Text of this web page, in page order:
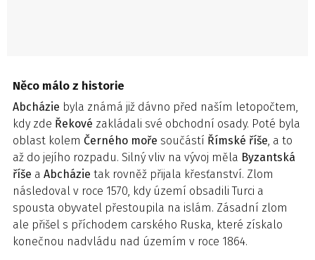
Něco málo z historie
Abcházie byla známá již dávno před naším letopočtem,
kdy zde Řekové zakládali své obchodní osady. Poté byla
oblast kolem Černého moře součástí Římské říše, a to
až do jejího rozpadu. Silný vliv na vývoj měla Byzantská
říše a Abcházie tak rovněž přijala křesťanství. Zlom
následoval v roce 1570, kdy území obsadili Turci a
spousta obyvatel přestoupila na islám. Zásadní zlom
ale přišel s příchodem carského Ruska, které získalo
konečnou nadvládu nad územím v roce 1864.